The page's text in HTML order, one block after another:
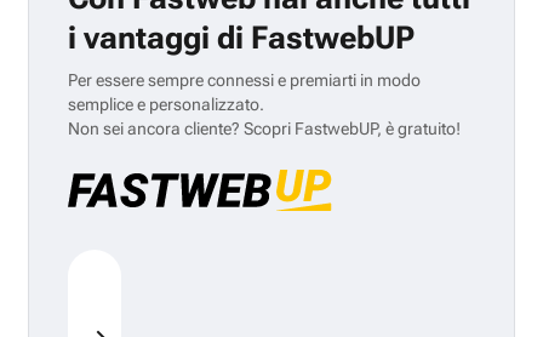
i vantaggi di FastwebUP
Per essere sempre connessi e premiarti in modo
semplice e personalizzato.
Non sei ancora cliente? Scopri FastwebUP, è gratuito!